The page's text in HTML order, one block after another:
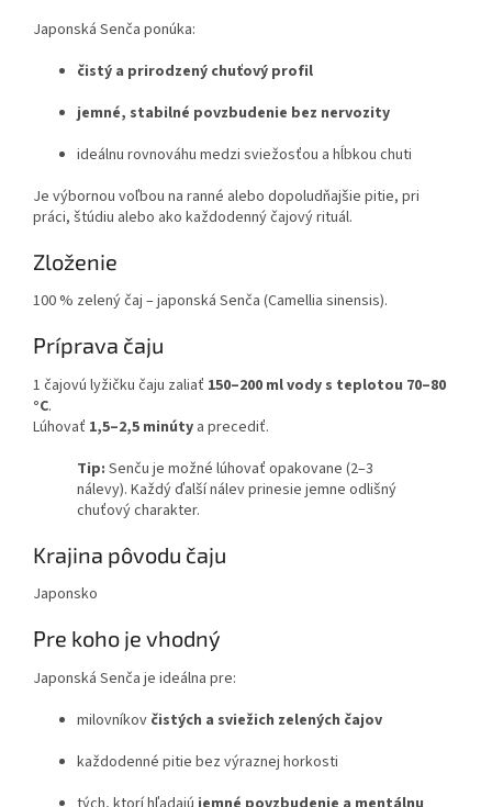
Japonská Senča ponúka:
čistý a prirodzený chuťový profil
jemné, stabilné povzbudenie bez nervozity
ideálnu rovnováhu medzi sviežosťou a hĺbkou chuti
Je výbornou voľbou na ranné alebo dopoludňajšie pitie, pri
práci, štúdiu alebo ako každodenný čajový rituál.
Zloženie
100 % zelený čaj – japonská Senča (Camellia sinensis).
Príprava čaju
1 čajovú lyžičku čaju zaliať 150–200 ml vody s teplotou 70–80
°C.
Lúhovať 1,5–2,5 minúty a precediť.
Tip: Senču je možné lúhovať opakovane (2–3
nálevy). Každý ďalší nálev prinesie jemne odlišný
chuťový charakter.
Krajina pôvodu čaju
Japonsko
Pre koho je vhodný
Japonská Senča je ideálna pre:
milovníkov čistých a sviežich zelených čajov
každodenné pitie bez výraznej horkosti